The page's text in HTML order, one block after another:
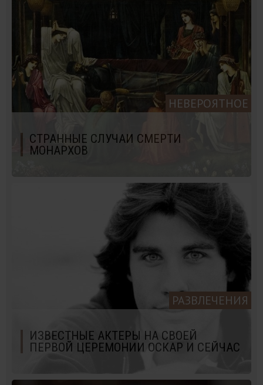
НЕВЕРОЯТНОЕ
СТРАННЫЕ СЛУЧАИ СМЕРТИ
МОНАРХОВ
РАЗВЛЕЧЕНИЯ
ИЗВЕСТНЫЕ АКТЕРЫ НА СВОЕЙ
ПЕРВОЙ ЦЕРЕМОНИИ ОСКАР И СЕЙЧАС